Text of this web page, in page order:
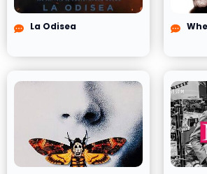
La Odisea